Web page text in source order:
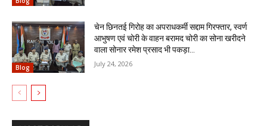
Blog
चेन छिनतई गिरोह का अपराधकर्मी सद्दाम गिरफ्तार, स्वर्ण
आभुषण एवं चोरी के वाहन बरामद चोरी का सोना खरीदने
वाला सोनार रमेश प्रसाद भी पकड़ा...
July 24, 2026